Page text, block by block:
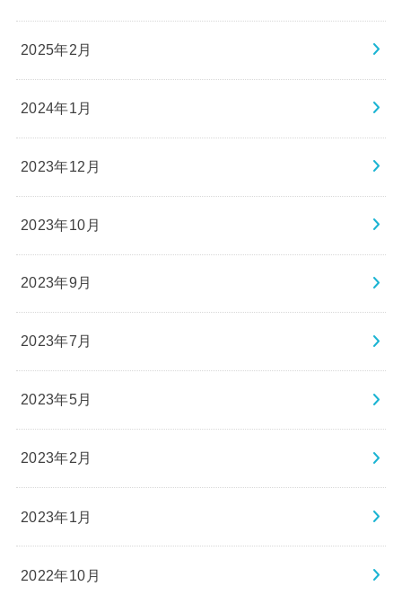
2025年2月
2024年1月
2023年12月
2023年10月
2023年9月
2023年7月
2023年5月
2023年2月
2023年1月
2022年10月